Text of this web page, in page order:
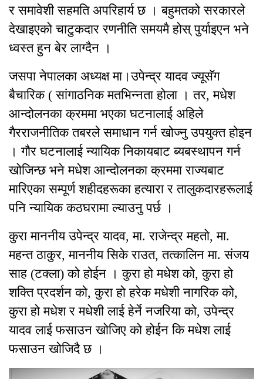
र समावेशी सहमति अपरिहार्य छ । बहुमतको सरकारले
देखाइएको चाटुकदार रणनीति समयमै होस् पुर्याइएन भने
ध्वस्त हुन बेर लाग्दैन ।
जसपा नेपालका अध्यक्ष मा।उपेन्द्र यादव ज्यूसॅग
बैचारिक ( सांगाठनिक मतभिन्नता होला । तर, मधेश
आन्दोलनका क्रममा भएका घटनालाई अहिले
गैरराजनीतिक तबरले समाधान गर्न खोज्नु उपयुक्त होइन
। गौर घटनालाई न्यायिक निकायबाट ब्यबस्थापन गर्न
खोजिन्छ भने मधेश आन्दोलनका क्रममा राज्यबाट
मारिएका सम्पूर्ण शहीदहरूका हत्यारा र तालुकदारहरूलाई
पनि न्यायिक कठघरामा ल्याउनु पर्छ ।
कुरा माननीय उपेन्द्र यादव, मा. राजेन्द्र महतो, मा.
महन्त ठाकुर, माननीय सिके राउत, तत्कालिन मा. संजय
साह (टक्ला) को होईन । कुरा हो मधेश को, कुरा हो
शक्ति प्रदर्शन को, कुरा हो हरेक मधेशी नागरिक को,
कुरा हो मधेश र मधेशी लाई हेर्ने नजरिया को, उपेन्द्र
यादव लाई फसाउन खोजिए को होईन कि मधेश लाई
फसाउन खोजिदै छ ।